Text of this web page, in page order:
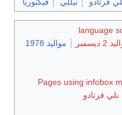
مواليد 1978
Pages using